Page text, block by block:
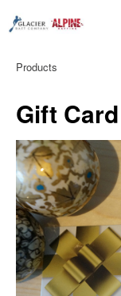
Products
Gift